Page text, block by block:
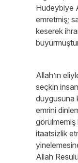
Hudeybiye
emretmiş;
keserek
Allah’ın
seçkin
duygusuna
emrini
görülmemiş
itaatsizlik
Allah